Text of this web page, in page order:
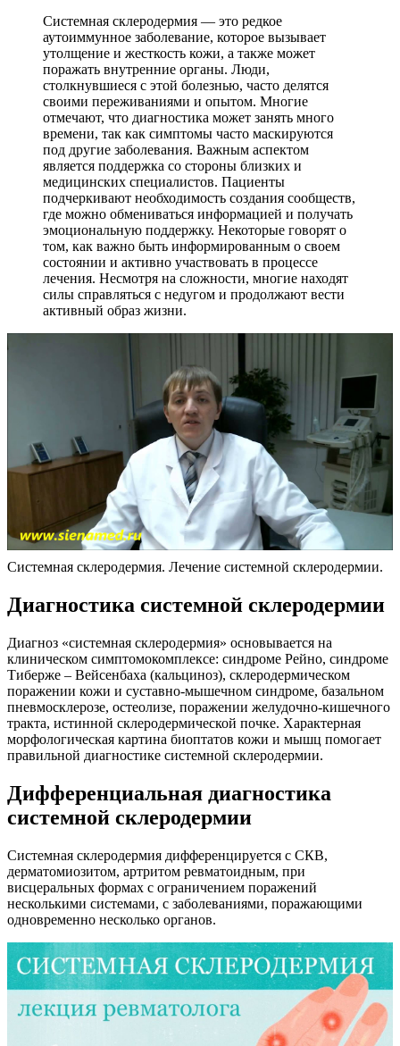
Системная склеродермия — это редкое
аутоиммунное заболевание, которое вызывает
утолщение и жесткость кожи, а также может
поражать внутренние органы. Люди,
столкнувшиеся с этой болезнью, часто делятся
своими переживаниями и опытом. Многие
отмечают, что диагностика может занять много
времени, так как симптомы часто маскируются
под другие заболевания. Важным аспектом
является поддержка со стороны близких и
медицинских специалистов. Пациенты
подчеркивают необходимость создания сообществ,
где можно обмениваться информацией и получать
эмоциональную поддержку. Некоторые говорят о
том, как важно быть информированным о своем
состоянии и активно участвовать в процессе
лечения. Несмотря на сложности, многие находят
силы справляться с недугом и продолжают вести
активный образ жизни.
Системная склеродермия. Лечение системной склеродермии.
Диагностика системной склеродермии
Диагноз «системная склеродермия» основывается на
клиническом симптомокомплексе: синдроме Рейно, синдроме
Тиберже – Вейсенбаха (кальциноз), склеродермическом
поражении кожи и суставно-мышечном синдроме, базальном
пневмосклерозе, остеолизе, поражении желудочно-кишечного
тракта, истинной склеродермической почке. Характерная
морфологическая картина биоптатов кожи и мышц помогает
правильной диагностике системной склеродермии.
Дифференциальная диагностика
системной склеродермии
Системная склеродермия дифференцируется с СКВ,
дерматомиозитом, артритом ревматоидным, при
висцеральных формах с ограничением поражений
несколькими системами, с заболеваниями, поражающими
одновременно несколько органов.